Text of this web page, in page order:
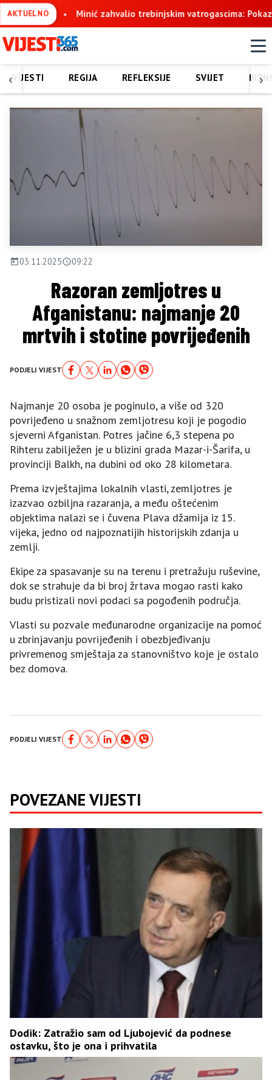
AKTUELNOMinić zahvalio trebinjskim vatrogascima: Pokazali ste
‹ ›
VIJESTI REGIJA REFLEKSIJE SVIJET
03.11.2025 09:22
Razoran zemljotres u
Afganistanu: najmanje 20
mrtvih i stotine povrijeđenih
PODJELI VIJEST
Najmanje 20 osoba je poginulo, a više od 320
povrijeđeno u snažnom zemljotresu koji je pogodio
sjeverni Afganistan. Potres jačine 6,3 stepena po
Rihteru zabilježen je u blizini grada Mazar-i-Šarifa, u
provinciji Balkh, na dubini od oko 28 kilometara.
Prema izvještajima lokalnih vlasti, zemljotres je
izazvao ozbiljna razaranja, a među oštećenim
objektima nalazi se i čuvena Plava džamija iz 15.
vijeka, jedno od najpoznatijih historijskih zdanja u
zemlji.
Ekipe za spasavanje su na terenu i pretražuju ruševine,
dok se strahuje da bi broj žrtava mogao rasti kako
budu pristizali novi podaci sa pogođenih područja.
Vlasti su pozvale međunarodne organizacije na pomoć
u zbrinjavanju povrijeđenih i obezbjeđivanju
privremenog smještaja za stanovništvo koje je ostalo
bez domova.
PODJELI VIJEST
POVEZANE VIJESTI
Dodik: Zatražio sam od Ljubojević da podnese
ostavku, što je ona i prihvatila